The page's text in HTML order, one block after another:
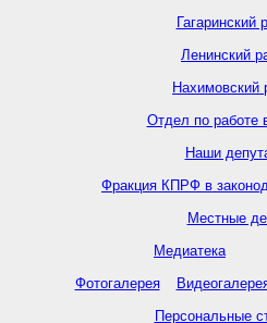
Ленинский
Отдел по работе
Наши
Фракция КПРФ в
Местные
Медиатека
Фотогалерея
Персональные